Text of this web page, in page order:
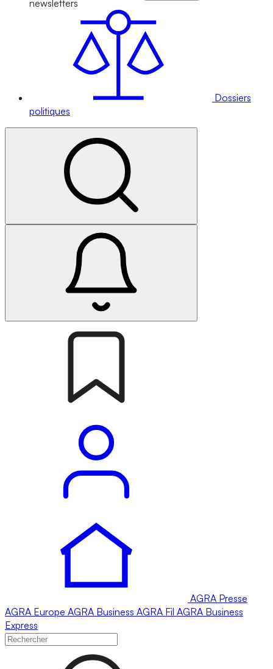
newsletters
Dossiers
politiques
AGRA Presse
AGRA Europe AGRA Business AGRA Fil AGRA Business
Express